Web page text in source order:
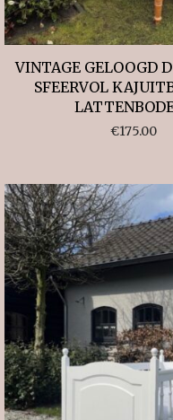
VINTAGE GELOOGD
SFEERVOL
€175.00